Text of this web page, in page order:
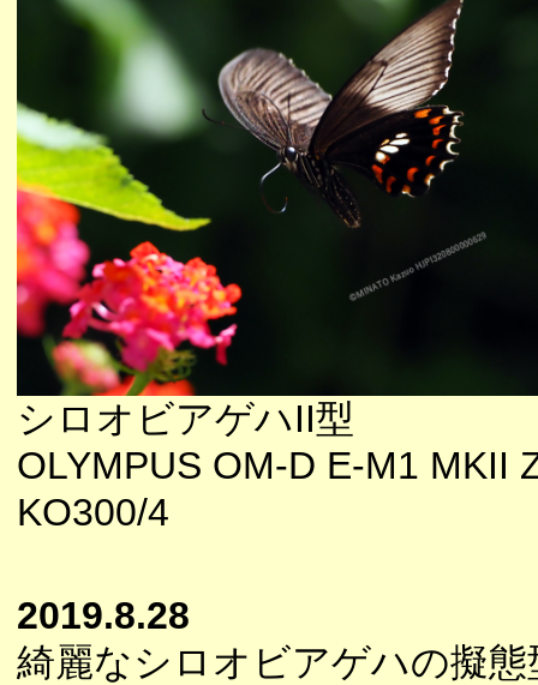
シロオビアゲハII型
OLYMPUS OM-D E-M1 MKII
KO300/4
2019.8.28
綺麗なシロオビアゲハの擬